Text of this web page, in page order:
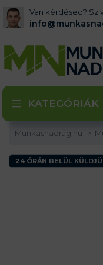
Van kérdésed?
KATEGÓRIÁK
Munkasnadrag.hu
24 ÓRÁN BELÜL